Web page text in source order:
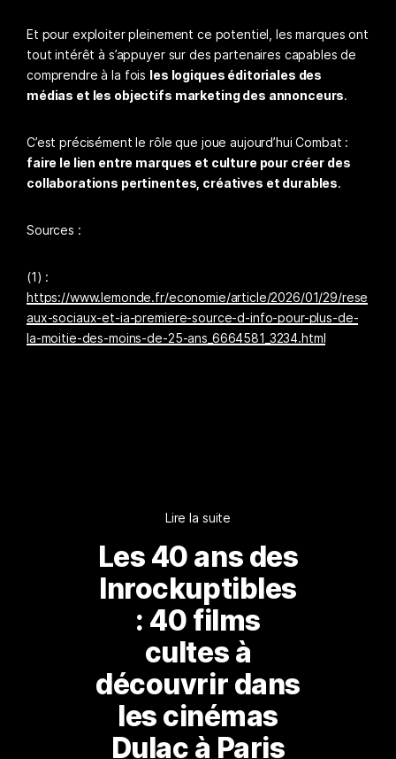
Et pour exploiter pleinement ce potentiel, les marques ont
tout intérêt à s’appuyer sur des partenaires capables de
comprendre à la fois les logiques éditoriales des
médias et les objectifs marketing des annonceurs.
C’est précisément le rôle que joue aujourd’hui Combat :
faire le lien entre marques et culture pour créer des
collaborations pertinentes, créatives et durables.
Sources :
(1) :
https://www.lemonde.fr/economie/article/2026/01/29/rese
aux-sociaux-et-ia-premiere-source-d-info-pour-plus-de-
la-moitie-des-moins-de-25-ans_6664581_3234.html
Lire la suite
Les 40 ans des
Inrockuptibles
: 40 films
cultes à
découvrir dans
les cinémas
Dulac à Paris